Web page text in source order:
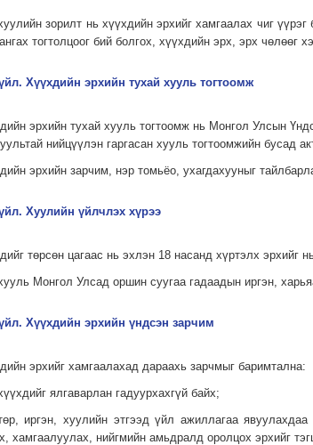
зорилт нь хүүхдийн эрхийг хамгаалах чиг
тогтолцоог бий болгох, хүүхдийн эрх, эрх чөлөөг
Хүүхдийн эрхийн тухай хууль тогтоомж
эрхийн тухай хууль тогтоомж нь Монгол Улсын
нийцүүлэн гаргасан хууль тогтоомжийн бусад
эрхийн зарчим, нэр томьёо, ухагдахууныг
Хуулийн үйлчлэх хүрээ
төрсөн цагаас нь эхлэн 18 насанд хүртэлх эрхийг
Монгол Улсад оршин суугаа гадаадын иргэн,
Хүүхдийн эрхийн үндсэн зарчим
эрхийг хамгаалахад дараахь зарчмыг баримтална:
ялгаварлан гадуурхахгүй байх;
иргэн, хуулийн этгээд үйл ажиллагаа
хамгаалуулах, нийгмийн амьдралд оролцох эрхийг